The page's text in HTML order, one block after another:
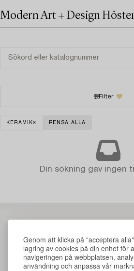
Genom att klicka på "acceptera
lagring av cookies på din enhet för
navigeringen på webbplatsen,
användning och anpassa vår
Modern Art + Design
Filter
KERAMIK RENSA ALLA
Din sökning gav ingen